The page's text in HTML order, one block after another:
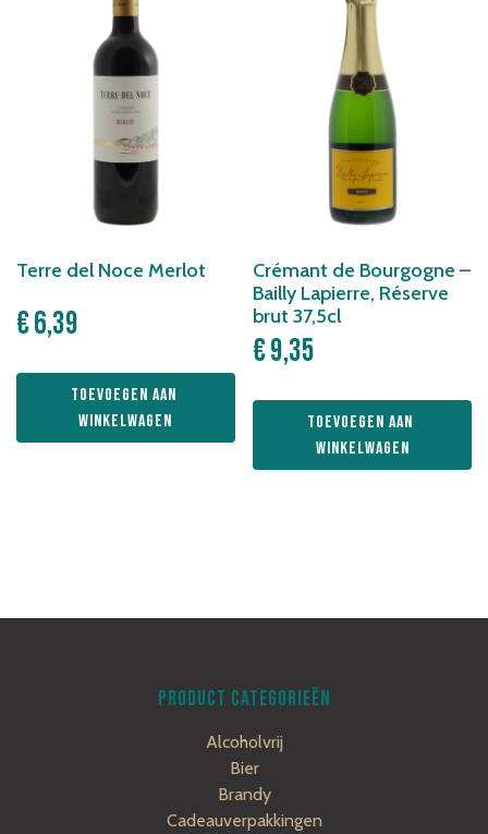
Terre del Noce Merlot
€6,39
Toevoegen aan
winkelwagen
Crémant de Bourgogne –
Bailly Lapierre, Réserve
brut 37,5cl
€9,35
Toevoegen aan
winkelwagen
PRODUCT CATEGORIEËN
Alcoholvrij
Bier
Brandy
Cadeauverpakkingen